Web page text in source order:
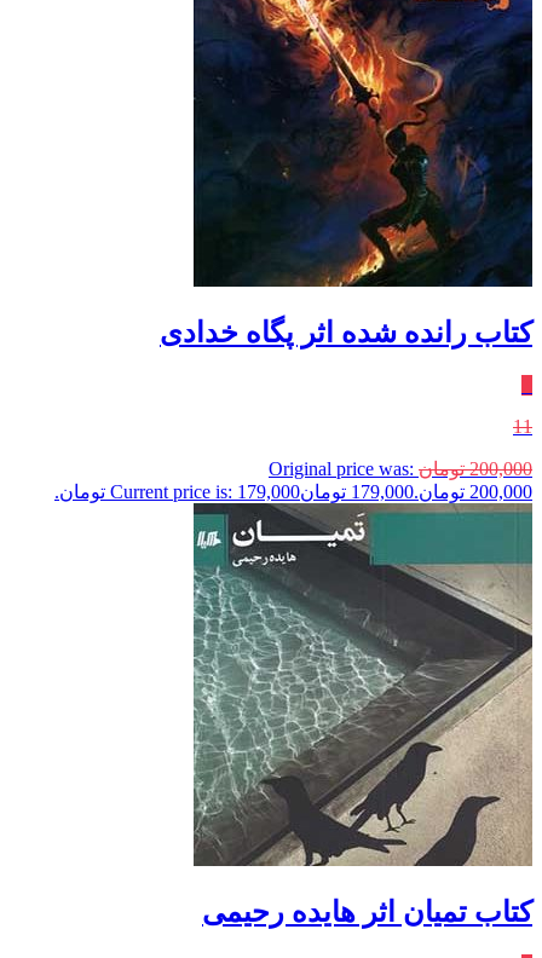
کتاب رانده شده اثر پگاه خدادی
11
200,000 تومان Original price was:
200,000 تومان.
179,000 تومانCurrent price is: 179,000 تومان.
کتاب تمیان اثر هایده رحیمی